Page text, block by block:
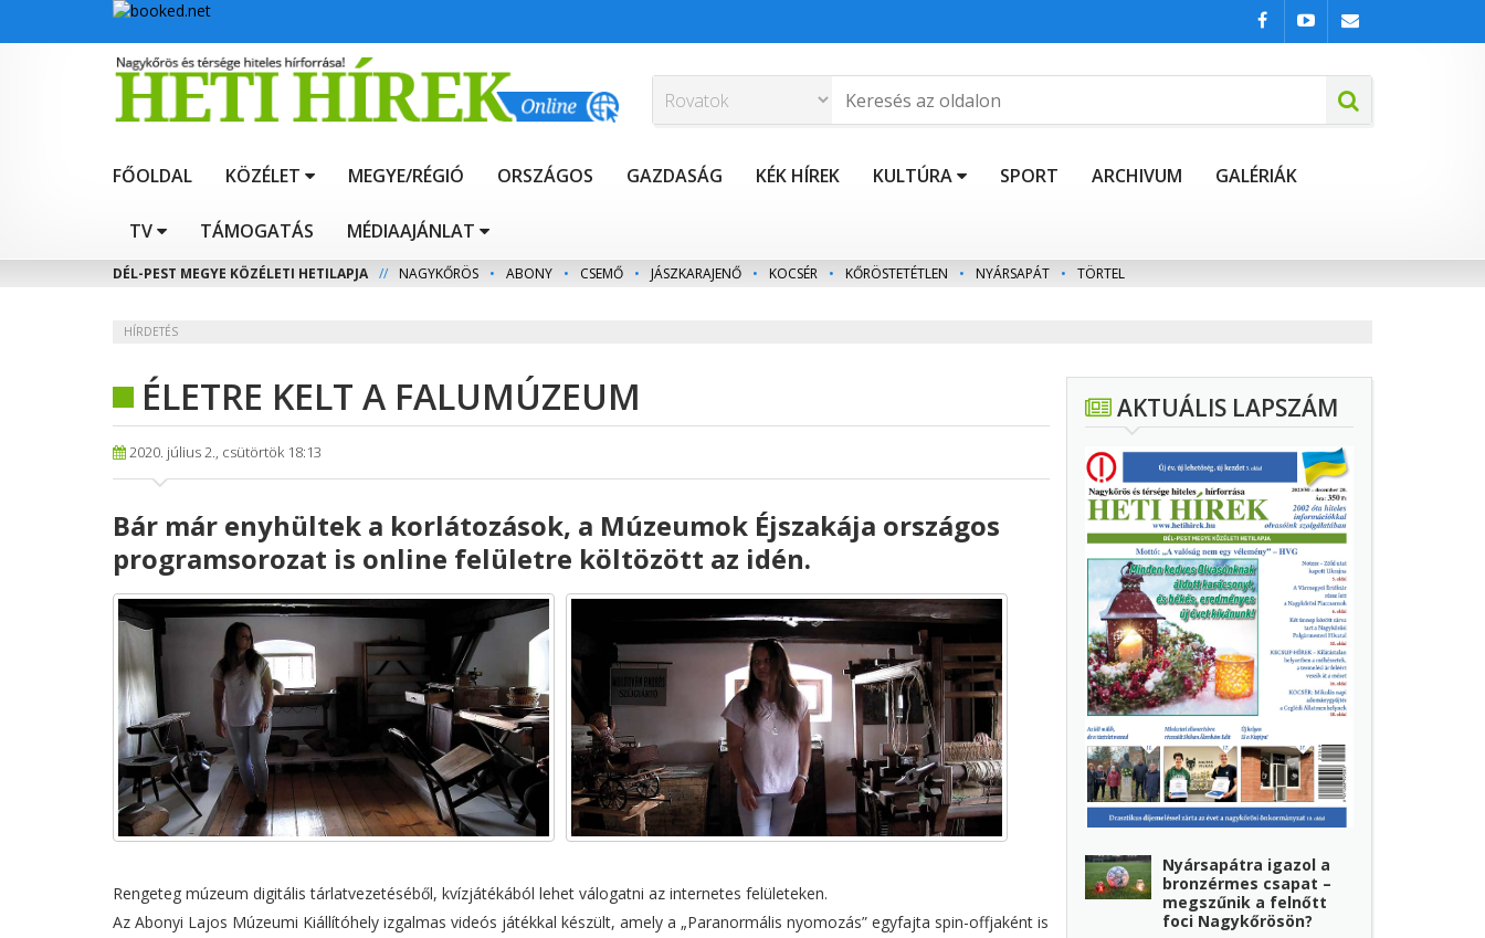
FŐOLDAL KÖZÉLET MEGYE/RÉGIÓ ORSZÁGOS GAZDASÁG KÉK HÍREK KULTÚRA SPORT ARCHIVUM GALÉRIÁK
TV TÁMOGATÁS MÉDIAAJÁNLAT
DÉL-PEST MEGYE KÖZÉLETI HETILAPJA // NAGYKŐRÖS • ABONY • CSEMŐ • JÁSZKARAJENŐ • KOCSÉR • KŐRÖSTETÉTLEN • NYÁRSAPÁT • TÖRTEL
HÍRDETÉS
ÉLETRE KELT A FALUMÚZEUM
2020. július 2., csütörtök 18:13
Bár már enyhültek a korlátozások, a Múzeumok Éjszakája országos
programsorozat is online felületre költözött az idén.
Rengeteg múzeum digitális tárlatvezetéséből, kvízjátékából lehet válogatni az internetes felületeken.
Az Abonyi Lajos Múzeumi Kiállítóhely izgalmas videós játékkal készült, amely a „Paranormális nyomozás” egyfajta spin-offjaként is
AKTUÁLIS LAPSZÁM
Nyársapátra igazol a
bronzérmes csapat –
megszűnik a felnőtt
foci Nagykőrösön?